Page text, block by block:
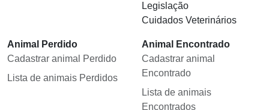
Legislação
Cuidados Veterinários
Animal Perdido
Cadastrar animal Perdido
Lista de animais Perdidos
Animal Encontrado
Cadastrar animal
Encontrado
Lista de animais
Encontrados